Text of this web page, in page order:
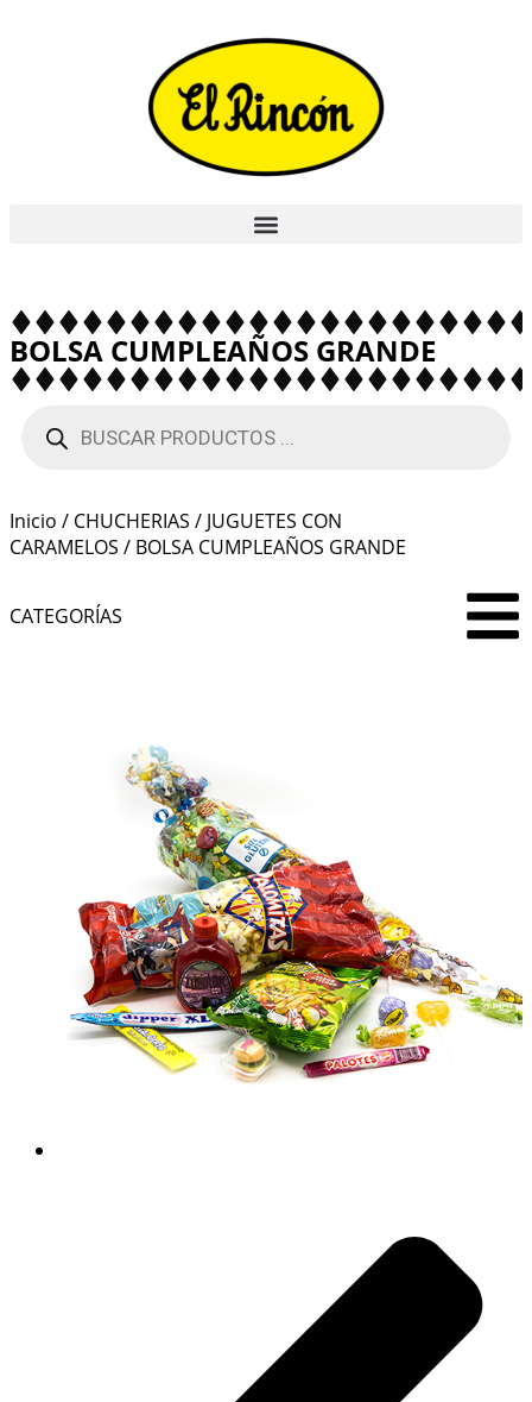
BOLSA CUMPLEAÑOS GRANDE
Inicio / CHUCHERIAS / JUGUETES CON
CARAMELOS / BOLSA CUMPLEAÑOS GRANDE
CATEGORÍAS